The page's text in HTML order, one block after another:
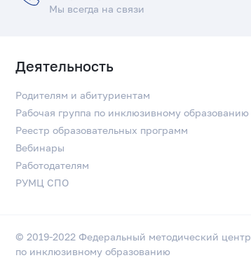
Мы всегда на связи
Деятельность
Родителям и абитуриентам
Рабочая группа по инклюзивному образованию
Реестр образовательных программ
Вебинары
Работодателям
РУМЦ СПО
© 2019-2022 Федеральный методический центр
по инклюзивному образованию